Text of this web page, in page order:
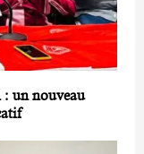
un nouveau